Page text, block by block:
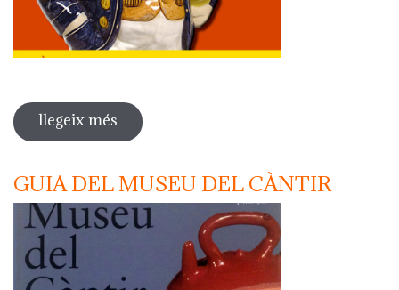
llegeix més sobre càntirs valencians de fantasia.
el reflex d'una cultura mediterrània
GUIA DEL MUSEU DEL CÀNTIR